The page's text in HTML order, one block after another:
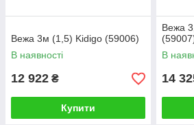
Вежа 3м (1,5) Kidigo (59006)
В наявності
12 922 ₴
Купити
Вежа
В
14